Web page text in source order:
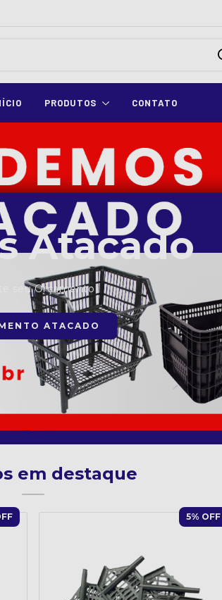
PRODUTOS CONTATO
Atacado
seu Orçamento
ATACADO
em destaque
5% OFF